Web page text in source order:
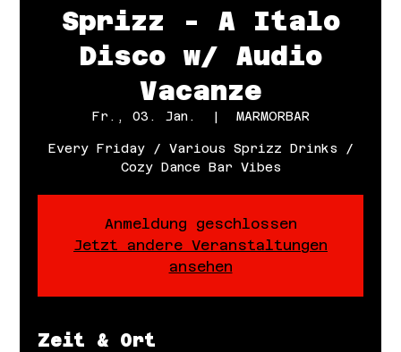
Sprizz - A Italo
Disco w/ Audio
Vacanze
Fr., 03. Jan.
  |
MARMORBAR
Every Friday / Various Sprizz Drinks /
Cozy Dance Bar Vibes
Anmeldung geschlossen
Jetzt andere Veranstaltungen
ansehen
Zeit & Ort